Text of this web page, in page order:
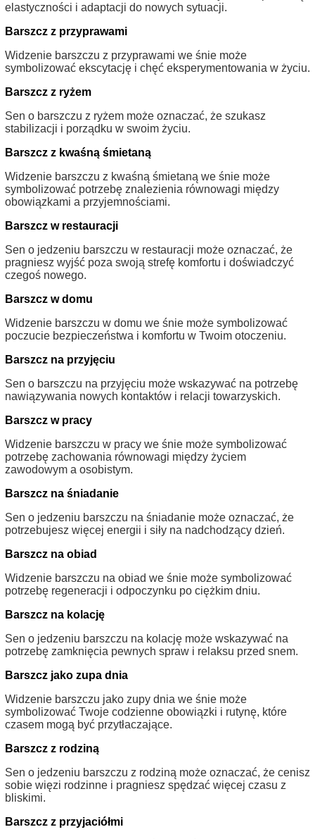
elastyczności i adaptacji do nowych sytuacji.
Barszcz z przyprawami
Widzenie barszczu z przyprawami we śnie może
symbolizować ekscytację i chęć eksperymentowania w życiu.
Barszcz z ryżem
Sen o barszczu z ryżem może oznaczać, że szukasz
stabilizacji i porządku w swoim życiu.
Barszcz z kwaśną śmietaną
Widzenie barszczu z kwaśną śmietaną we śnie może
symbolizować potrzebę znalezienia równowagi między
obowiązkami a przyjemnościami.
Barszcz w restauracji
Sen o jedzeniu barszczu w restauracji może oznaczać, że
pragniesz wyjść poza swoją strefę komfortu i doświadczyć
czegoś nowego.
Barszcz w domu
Widzenie barszczu w domu we śnie może symbolizować
poczucie bezpieczeństwa i komfortu w Twoim otoczeniu.
Barszcz na przyjęciu
Sen o barszczu na przyjęciu może wskazywać na potrzebę
nawiązywania nowych kontaktów i relacji towarzyskich.
Barszcz w pracy
Widzenie barszczu w pracy we śnie może symbolizować
potrzebę zachowania równowagi między życiem
zawodowym a osobistym.
Barszcz na śniadanie
Sen o jedzeniu barszczu na śniadanie może oznaczać, że
potrzebujesz więcej energii i siły na nadchodzący dzień.
Barszcz na obiad
Widzenie barszczu na obiad we śnie może symbolizować
potrzebę regeneracji i odpoczynku po ciężkim dniu.
Barszcz na kolację
Sen o jedzeniu barszczu na kolację może wskazywać na
potrzebę zamknięcia pewnych spraw i relaksu przed snem.
Barszcz jako zupa dnia
Widzenie barszczu jako zupy dnia we śnie może
symbolizować Twoje codzienne obowiązki i rutynę, które
czasem mogą być przytłaczające.
Barszcz z rodziną
Sen o jedzeniu barszczu z rodziną może oznaczać, że cenisz
sobie więzi rodzinne i pragniesz spędzać więcej czasu z
bliskimi.
Barszcz z przyjaciółmi